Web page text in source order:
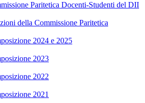
Paritetica Docenti-Studenti del DII
della Commissione Paritetica
2024 e 2025
2023
2022
2021